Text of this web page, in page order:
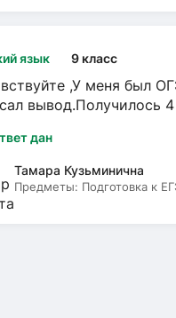
язык 9 класс
,У меня был
вывод.Получилось
дан
Тамара Кузьминична
Предметы: Подготовка к